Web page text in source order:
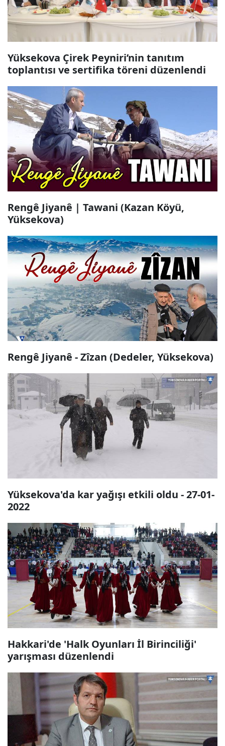
Yüksekova Çirek Peyniri’nin tanıtım
toplantısı ve sertifika töreni düzenlendi
Rengê Jiyanê | Tawani (Kazan Köyü,
Yüksekova)
Rengê Jiyanê - Zîzan (Dedeler, Yüksekova)
Yüksekova'da kar yağışı etkili oldu - 27-01-
2022
Hakkari'de 'Halk Oyunları İl Birinciliği'
yarışması düzenlendi